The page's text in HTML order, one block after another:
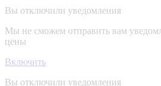
Вы отключили уведомления
Мы не сможем отправить вам
цены
Включить
Вы отключили уведомления